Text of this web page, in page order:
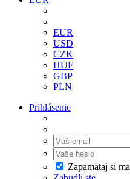
EUR
USD
CZK
HUF
GBP
PLN
Prihlásenie
Zapamätaj si ma